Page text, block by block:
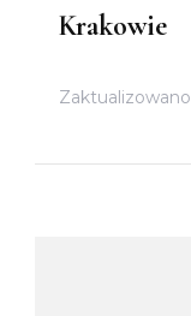
Krakowie
Zaktualizowano